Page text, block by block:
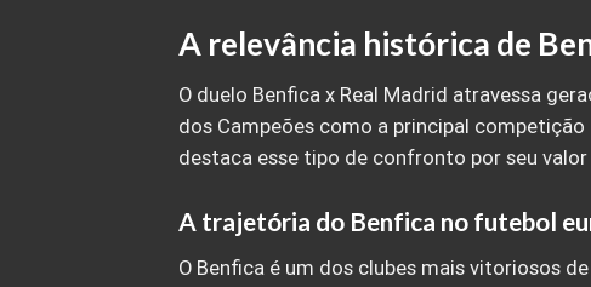
A relevância histórica de
O duelo Benfica x Real Madrid atravessa
dos Campeões como a principal
destaca esse tipo de confronto por seu
A trajetória do Benfica no futebol
O Benfica é um dos clubes mais vitoriosos